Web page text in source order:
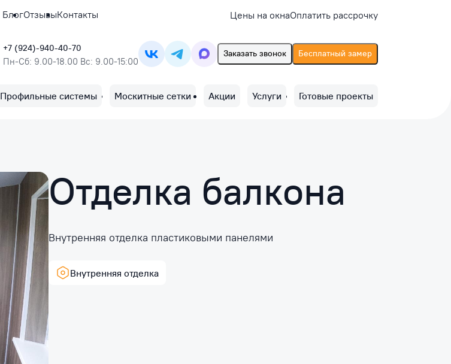
БлогОтзывыКонтакты Цены на окнаОплатить рассрочку
+7 (924)-940-40-70
Пн-Сб: 9.00-18.00 Вс: 9.00-15:00
Заказать звонок Бесплатный замер
Профильные системы Москитные сетки Акции Услуги Готовые проекты
Отделка балкона
Внутренняя отделка пластиковыми панелями
Внутренняя отделка